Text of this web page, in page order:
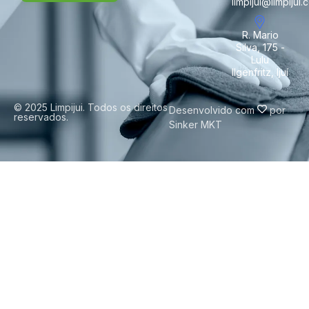
R. Mario
Silva, 175 -
Lulu
Ilgenfritz, Ijuí
© 2025 Limpijui. Todos os direitos
reservados.
Desenvolvido com
por
Sinker MKT